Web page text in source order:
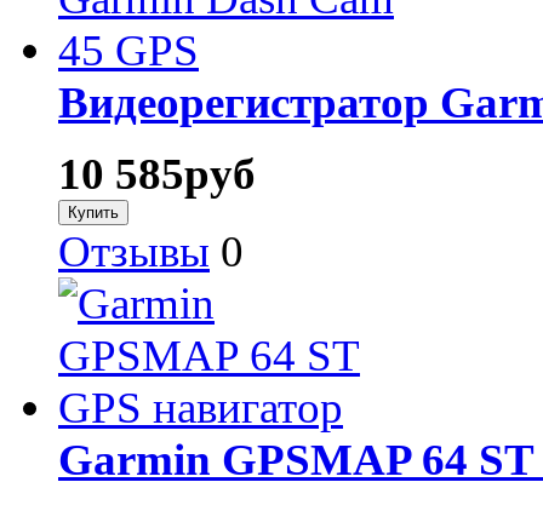
Видеорегистратор
10 585руб
Отзывы 0
Garmin GPSMAP 64 ST